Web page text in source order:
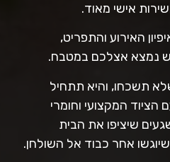
אישי מאוד.
האירוע והתפריט,
נמצא אצלכם במטבח.
תשכחו, והיא תתחיל
המקצועי וחומרי
שיציפו את הבית
אחר כבוד אל השולחן.